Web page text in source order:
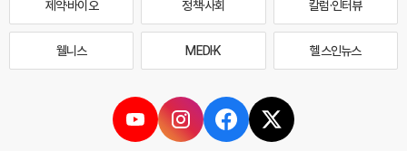
제약·바이오 정책·사회 칼럼·인터뷰
웰니스 MEDI·K 헬스인뉴스